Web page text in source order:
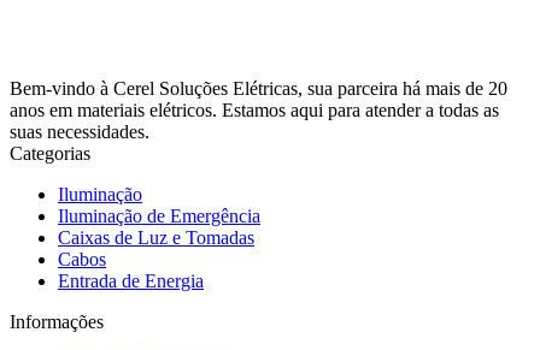
Bem-vindo à Cerel Soluções Elétricas, sua parceira há mais de 20
anos em materiais elétricos. Estamos aqui para atender a todas as
suas necessidades.
Categorias
Iluminação
Iluminação de Emergência
Caixas de Luz e Tomadas
Cabos
Entrada de Energia
Informações